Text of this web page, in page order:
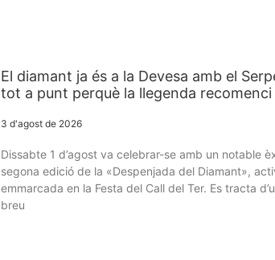
El diamant ja és a la Devesa amb el
tot a punt perquè la llegenda recomenci
3 d'agost de 2026
Dissabte 1 d’agost va celebrar-se amb un notable
segona edició de la «Despenjada del Diamant»,
emmarcada en la Festa del Call del Ter. Es tracta
breu